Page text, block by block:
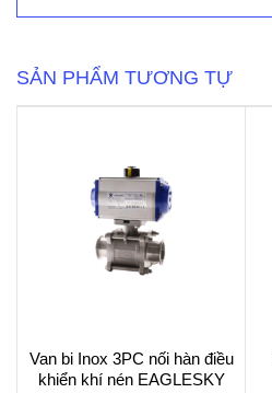
SẢN PHẨM TƯƠNG TỰ
Van bi Inox 3PC nối hàn điều
khiển khí nén EAGLESKY